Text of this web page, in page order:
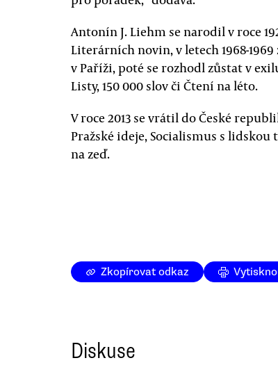
Antonín J. Liehm se narodil v roce
Literárních novin, v letech 1968-
v Paříži, poté se rozhodl zůstat v
Listy, 150 000 slov či Čtení na léto.
V roce 2013 se vrátil do České
Pražské ideje, Socialismus s
na zeď.
Zkopírovat odkaz
Diskuse